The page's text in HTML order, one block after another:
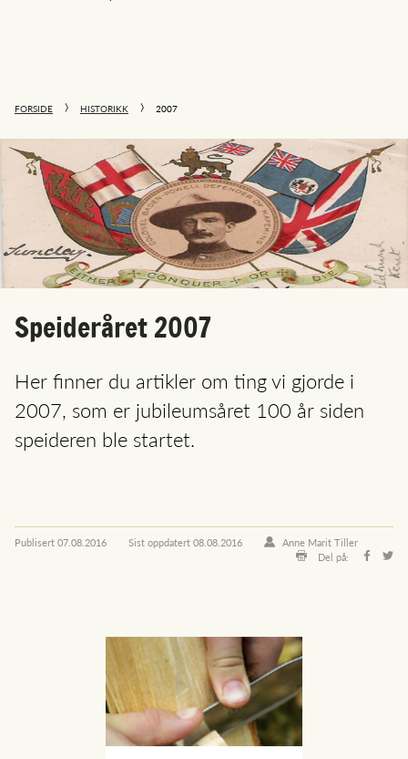
FORSIDE HISTORIKK 2007
Speideråret 2007
Her finner du artikler om ting vi gjorde i
2007, som er jubileumsåret 100 år siden
speideren ble startet.
Publisert07.08.2016 Sist oppdatert08.08.2016
Anne Marit Tiller
Del på: